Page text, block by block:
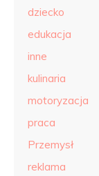
dziecko
edukacja
inne
kulinaria
motoryzacja
praca
Przemysł
reklama